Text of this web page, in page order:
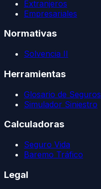
Extranjeros
Empresariales
Normativas
Solvencia II
Herramientas
Glosario de Seguros
Simulador Siniestro
Calculadoras
Seguro Vida
Baremo Tráfico
Legal